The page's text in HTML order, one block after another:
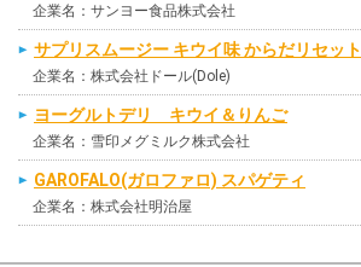
企業名：サンヨー食品株式会社
サプリスムージー キウイ味 からだリセット
企業名：株式会社ドール(Dole)
ヨーグルトデリ キウイ＆りんご
企業名：雪印メグミルク株式会社
GAROFALO(ガロファロ) スパゲティ
企業名：株式会社明治屋